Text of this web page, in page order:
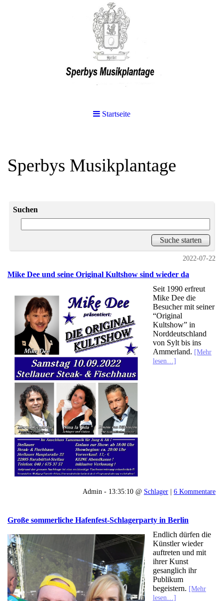
Startseite
Sperbys Musikplantage
Suchen
2022-07-22
Mike Dee und seine Original Kultshow sind wieder da
Seit 1990 erfreut
Mike Dee die
Besucher mit seiner
“Original
Kultshow” in
Norddeutschland
von Sylt bis ins
Ammerland. [Mehr
lesen…]
Admin - 13:35:10 @ Schlager | 6 Kommentare
Große sommerliche Hafenfest-Schlagerparty in Berlin
Endlich dürfen die
Künstler wieder
auftreten und mit
ihrer Kunst
gesanglich ihr
Publikum
begeistern. [Mehr
lesen…]